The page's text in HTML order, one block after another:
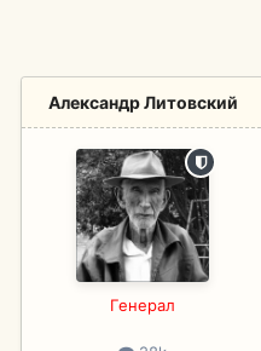
Александр Литовский
Гeнерал